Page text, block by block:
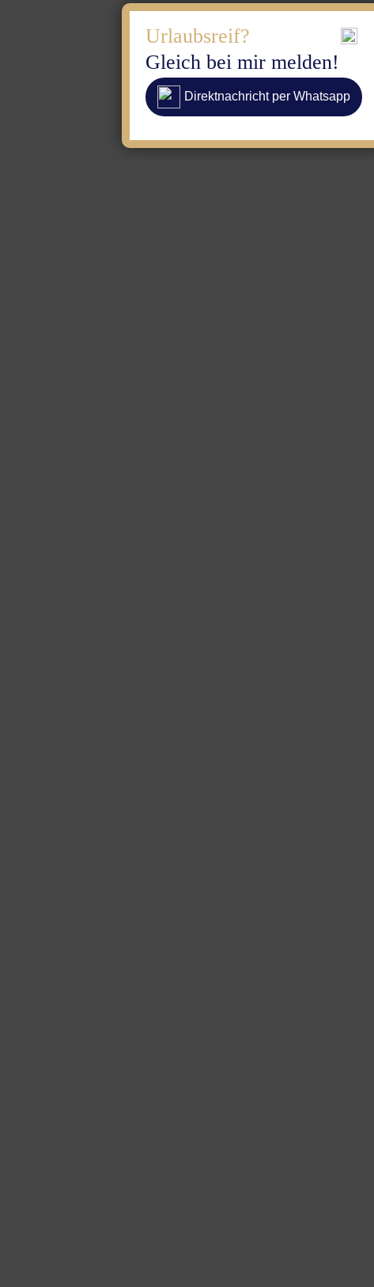
Urlaubsreif?
Gleich bei mir melden!
Direktnachricht per Whatsapp